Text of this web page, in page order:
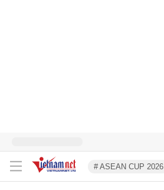
# ASEAN CUP 2026